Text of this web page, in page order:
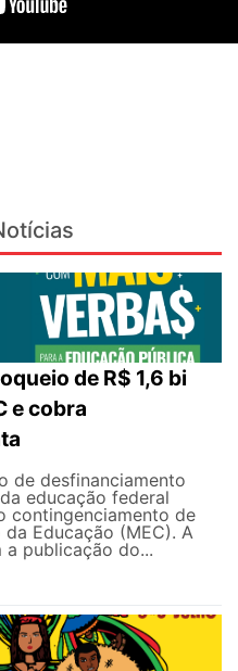
de R$ 1,6 bi
e cobra
de desfinanciamento
educação federal
contingenciamento de
Educação (MEC). A
publicação do...